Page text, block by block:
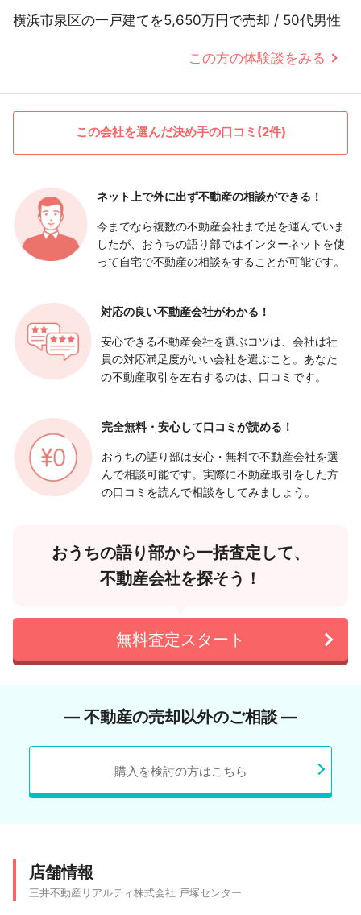
横浜市泉区の一戸建てを5,650万円で売却 / 50代男性
この方の体験談をみる
この会社を選んだ決め手の口コミ(2件)
ネット上で外に出ず不動産の相談ができる！
今までなら複数の不動産会社まで足を運んでいま
したが、おうちの語り部ではインターネットを使
って自宅で不動産の相談をすることが可能です。
対応の良い不動産会社がわかる！
安心できる不動産会社を選ぶコツは、会社は社
員の対応満足度がいい会社を選ぶこと。あなた
の不動産取引を左右するのは、口コミです。
完全無料・安心して口コミが読める！
おうちの語り部は安心・無料で不動産会社を選
んで相談可能です。実際に不動産取引をした方
の口コミを読んで相談をしてみましょう。
おうちの語り部から一括査定して、
不動産会社を探そう！
無料査定スタート
― 不動産の売却以外のご相談 ―
購入を検討の方はこちら
店舗情報
三井不動産リアルティ株式会社 戸塚センター